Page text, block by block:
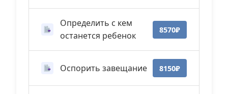
Определить с кем
останется ребенок
8570₽
Оспорить завещание 8150₽